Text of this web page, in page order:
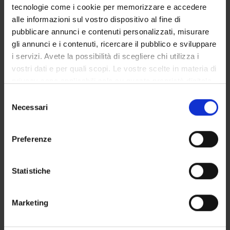
tecnologie come i cookie per memorizzare e accedere
alle informazioni sul vostro dispositivo al fine di
pubblicare annunci e contenuti personalizzati, misurare
gli annunci e i contenuti, ricercare il pubblico e sviluppare
i servizi. Avete la possibilità di scegliere chi utilizza i
vostri dati e per quali scopi. Le vostre scelte in materia di
modificare o revocare il proprio consenso in qualsiasi
momento dalla Dichiarazione sui cookie o facendo clic
raccogliere informazioni sulla tua posizione
geografica, con un'approssimazione di qualche
Identificare il tuo dispositivo, scansionandolo
delNecessari
Preferenze
Statistiche
Marketing
OFFERTA FORMATIVA
CORSI DI STUDIO
DOTTORATI, MASTER E FORMAZIONE SUPERIORE